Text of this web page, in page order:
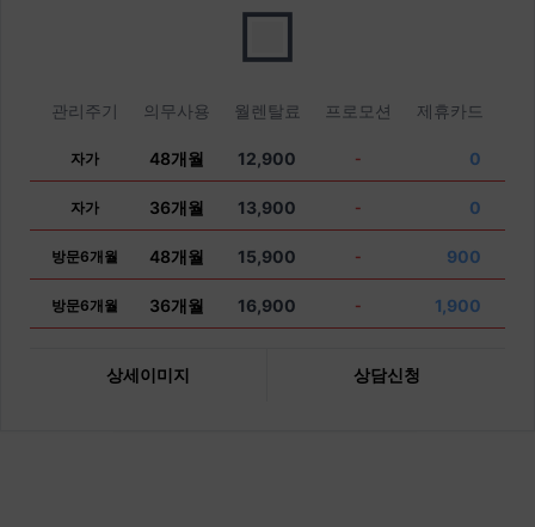
관리주기 의무사용 월렌탈료 프로모션 제휴카드
자가 48개월 12,900 - 0
자가 36개월 13,900 - 0
방문6개월 48개월 15,900 - 900
방문6개월 36개월 16,900 - 1,900
상세이미지 상담신청